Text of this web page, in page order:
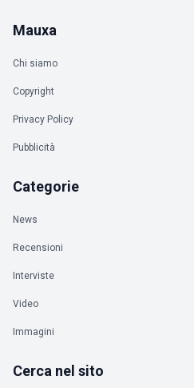
Mauxa
Chi siamo
Copyright
Privacy Policy
Pubblicità
Categorie
News
Recensioni
Interviste
Video
Immagini
Cerca nel sito